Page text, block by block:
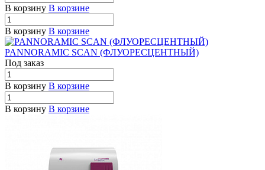
В корзину В корзине
В корзину В корзине
PANNORAMIC SCAN (ФЛУОРЕСЦЕНТНЫЙ)
Под заказ
В корзину В корзине
В корзину В корзине